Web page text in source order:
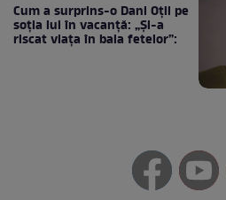
Cum a surprins-o Dani Oțil pe
soția lui în vacanță: „Și-a
riscat viața în baia fetelor”: